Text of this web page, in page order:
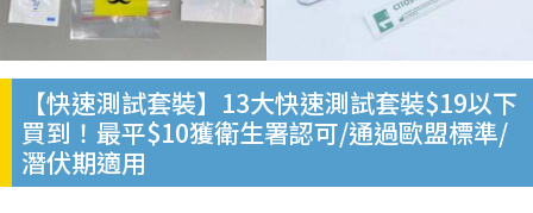
【快速測試套裝】13大快速測試套裝$19以下
買到！最平$10獲衛生署認可/通過歐盟標準/
潛伏期適用